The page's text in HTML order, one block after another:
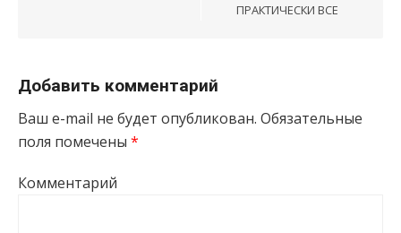
ПРАКТИЧЕСКИ ВСЕ
Добавить комментарий
Ваш e-mail не будет опубликован. Обязательные
поля помечены *
Комментарий